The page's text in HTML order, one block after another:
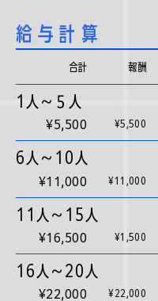
給与計算
合計 ​報酬
1人〜５人
¥5,500 ¥5,500
6人〜10人
¥11,000 ¥11,000
11人〜15人
¥16,500 ¥1,500
16人〜20人
¥22,000 ¥22,000